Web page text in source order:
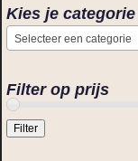
Kies je categorie
Selecteer een categorie
Filter op prijs
Filter